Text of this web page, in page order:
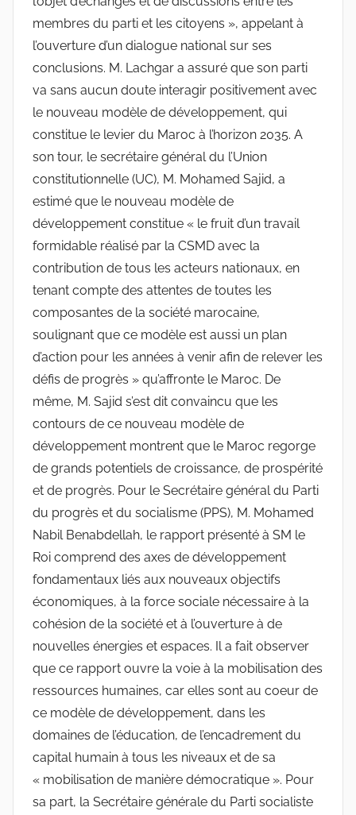
membres du parti et les citoyens », appelant à
l’ouverture d’un dialogue national sur ses
conclusions. M. Lachgar a assuré que son parti
va sans aucun doute interagir positivement avec
le nouveau modèle de développement, qui
constitue le levier du Maroc à l’horizon 2035. A
son tour, le secrétaire général du l’Union
constitutionnelle (UC), M. Mohamed Sajid, a
estimé que le nouveau modèle de
développement constitue « le fruit d’un travail
formidable réalisé par la CSMD avec la
contribution de tous les acteurs nationaux, en
tenant compte des attentes de toutes les
composantes de la société marocaine,
soulignant que ce modèle est aussi un plan
d’action pour les années à venir afin de relever les
défis de progrès » qu’affronte le Maroc. De
même, M. Sajid s’est dit convaincu que les
contours de ce nouveau modèle de
développement montrent que le Maroc regorge
de grands potentiels de croissance, de prospérité
et de progrès. Pour le Secrétaire général du Parti
du progrès et du socialisme (PPS), M. Mohamed
Nabil Benabdellah, le rapport présenté à SM le
Roi comprend des axes de développement
fondamentaux liés aux nouveaux objectifs
économiques, à la force sociale nécessaire à la
cohésion de la société et à l’ouverture à de
nouvelles énergies et espaces. Il a fait observer
que ce rapport ouvre la voie à la mobilisation des
ressources humaines, car elles sont au coeur de
ce modèle de développement, dans les
domaines de l’éducation, de l’encadrement du
capital humain à tous les niveaux et de sa
« mobilisation de manière démocratique ». Pour
sa part, la Secrétaire générale du Parti socialiste